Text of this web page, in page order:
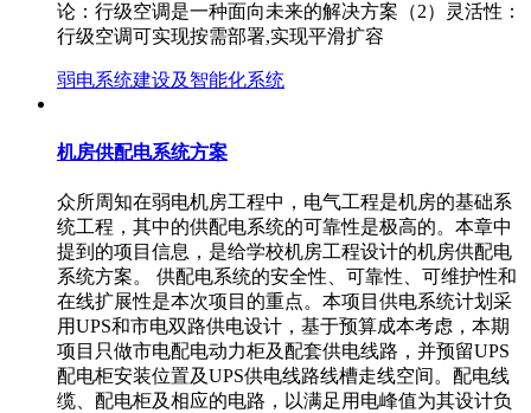
论：行级空调是一种面向未来的解决方案（2）灵活性：
行级空调可实现按需部署,实现平滑扩容
弱电系统建设及智能化系统
机房供配电系统方案
众所周知在弱电机房工程中，电气工程是机房的基础系
统工程，其中的供配电系统的可靠性是极高的。本章中
提到的项目信息，是给学校机房工程设计的机房供配电
系统方案。 供配电系统的安全性、可靠性、可维护性和
在线扩展性是本次项目的重点。本项目供电系统计划采
用UPS和市电双路供电设计，基于预算成本考虑，本期
项目只做市电配电动力柜及配套供电线路，并预留UPS
配电柜安装位置及UPS供电线路线槽走线空间。配电线
缆、配电柜及相应的电路，以满足用电峰值为其设计负